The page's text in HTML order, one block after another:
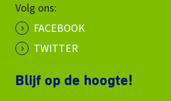
Volg ons:
FACEBOOK
TWITTER
Blijf op de hoogte!